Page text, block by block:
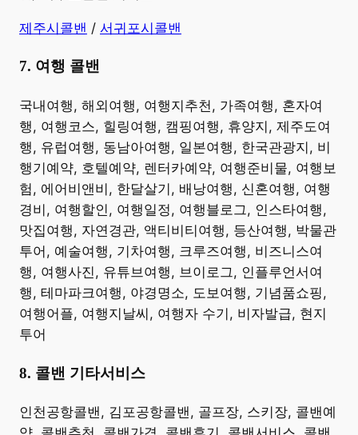
제주시콜밴 / 서귀포시콜밴
7. 여행 콜밴
​국내여행, 해외여행, 여행지추천, 가족여행, 혼자여
행, 여행코스, 힐링여행, 캠핑여행, 휴양지, 제주도여
행, 유럽여행, 동남아여행, 일본여행, 한국관광지, 비
행기예약, 호텔예약, 렌터카예약, 여행준비물, 여행보
험, 에어비앤비, 한달살기, 배낭여행, 신혼여행, 여행
경비, 여행할인, 여행일정, 여행블로그, 인스타여행,
맛집여행, 자연경관, 액티비티여행, 등산여행, 박물관
투어, 예술여행, 기차여행, 크루즈여행, 비즈니스여
행, 여행사진, 유튜브여행, 브이로그, 인플루언서여
행, 테마파크여행, 야경명소, 도보여행, 기념품쇼핑,
여행어플, 여행지날씨, 여행자 수기, 비자발급, 현지
투어 ​
8. 콜밴 기타서비스
​인천공항콜밴, 김포공항콜밴, 골프장, 스키장, 콜밴예